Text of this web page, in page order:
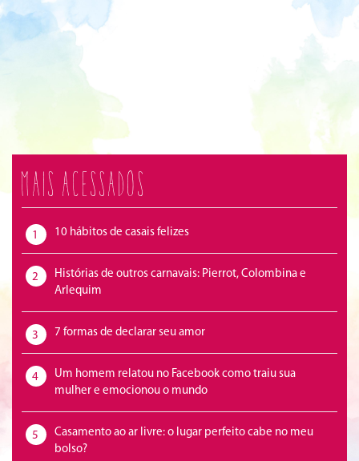
Mais acessados
1 10 hábitos de casais felizes
2
Histórias de outros carnavais: Pierrot, Colombina e
Arlequim
3 7 formas de declarar seu amor
4
Um homem relatou no Facebook como traiu sua
mulher e emocionou o mundo
5
Casamento ao ar livre: o lugar perfeito cabe no meu
bolso?